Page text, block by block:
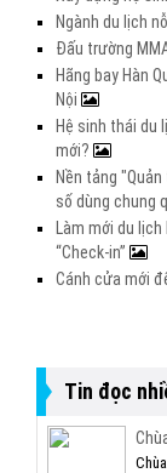
Ngành du lịch
Đấu trường
Hãng bay Hàn
Nội
Hệ sinh thái du
mới?
Nền tảng
số dùng chung
Làm mới du
“Check-in”
Cánh cửa mới
Tin đọc